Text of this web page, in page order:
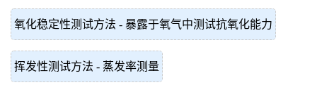
氧化稳定性测试方法 - 暴露于氧气中测试抗氧化能力
挥发性测试方法 - 蒸发率测量